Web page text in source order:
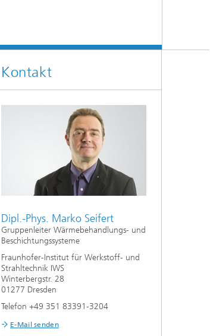
Laserschweißen
Kleben und Faserverbundtechnik
High-Speed-Laserbearbeitung
Laserschneiden
Kontakt
Dipl.-Phys. Marko Seifert
Gruppenleiter Wärmebehandlungs- und
Beschichtungssysteme
Fraunhofer-Institut für Werkstoff- und
Strahltechnik IWS
Winterbergstr. 28
01277 Dresden
Telefon +49 351 83391-3204
E-Mail senden